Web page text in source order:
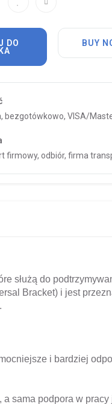
BUY
bezgotówkowo, VISA/
firmowy, odbiór, firma
służą do
Bracket) i jest
i bardziej
sama podpora w